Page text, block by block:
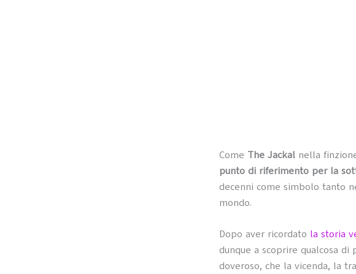
Come The Jackal nella
punto di riferimento per la
decenni come simbolo tanto
mondo.
Dopo aver ricordato la storia
dunque a scoprire qualcosa di
doveroso, che la vicenda, la